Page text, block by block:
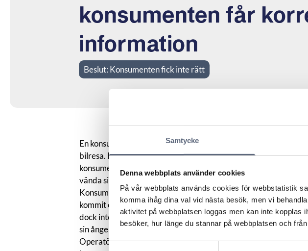
Samtycke
Denna webbplats använder cookies
På vår webbplats används cookies för webbstatistik
komma ihåg dina val vid nästa besök, men vi
aktivitet på webbplatsen loggas men kan inte kopplas
besöker, hur länge du stannar på webbplatsen och
Samtyckesval
konsumenten får
information
Beslut: Konsumenten fick inte rätt
En konsument tecknade avtal via telefon då konsumenten blev
bilresa. Konsumenten tackade ja och fick information om
konsumenten körde bil så kunde inga anteckningar göras om till
vända sig om konsumenten ville nyttja sin ångerrätt.
Konsumenten hävdar att detta påpekades under samtalet och
kommit överens om att informationen skulle skickas via brev
dock inte denna skriftliga bekräftelse förrän ångerfristen löpt
sin ångerrätt så nekades detta på grund av att ångerfristen på
Operatören ansåg att korrekt och fullständig information om